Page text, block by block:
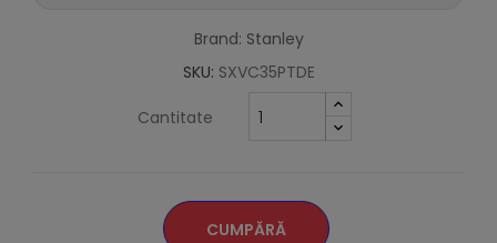
Brand: Stanley
SKU: SXVC35PTDE
Cantitate
CUMPĂRĂ